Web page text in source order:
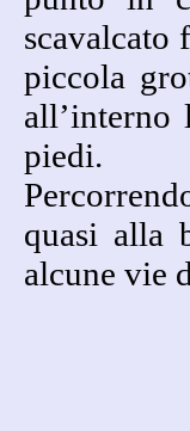
scavalcato
piccola
all’interno
piedi.
quasi alla
alcune vie